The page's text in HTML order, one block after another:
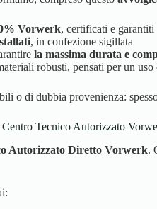
Vorwerk, certificati e garantiti
, in confezione sigillata
la massima durata e
robusti, pensati per un
o di dubbia provenienza:
Centro Tecnico Autorizzato
Autorizzato Diretto Vorwerk.